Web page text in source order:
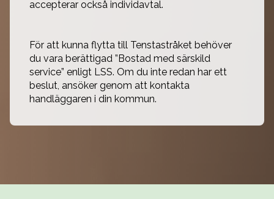
accepterar också individavtal.
För att kunna flytta till Tenstastråket behöver
du vara berättigad ”Bostad med särskild
service” enligt LSS. Om du inte redan har ett
beslut, ansöker genom att kontakta
handläggaren i din kommun.